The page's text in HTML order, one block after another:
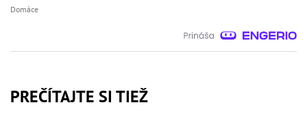
Domáce
PREČÍTAJTE SI TIEŽ